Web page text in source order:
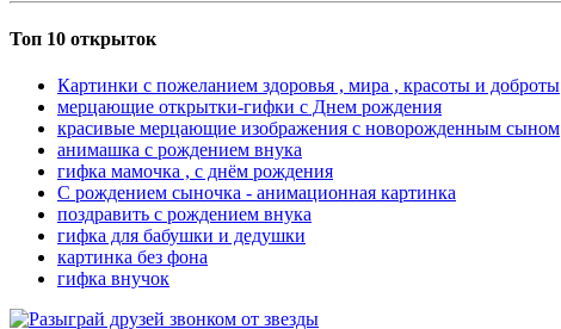
Топ 10 открыток
Картинки с пожеланием здоровья , мира , красоты и доброты
мерцающие открытки-гифки с Днем рождения
красивые мерцающие изображения с новорожденным сыном
анимашка с рождением внука
гифка мамочка , с днём рождения
С рождением сыночка - анимационная картинка
поздравить с рождением внука
гифка для бабушки и дедушки
картинка без фона
гифка внучок